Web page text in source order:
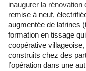
inaugurer la rénovation
remise à neuf,
augmentée de latrines
formation en tissage
coopérative
construits chez des
l’opération dans une